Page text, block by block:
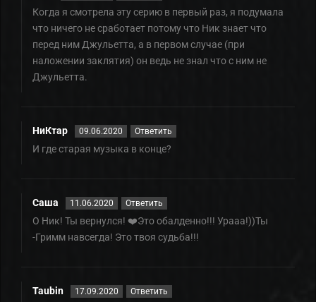
Когда я смотрела эту серию в первый раз, я подумала
что ничего не сработает потому что Ник знает что
перед ним Джульетта, а в первом случае (при
наложении заклятия) он ведь не знал что с ним не
Джульетта.
НиКтар 09.06.2020 Ответить
И где старая музыка в конце?
Саша 11.06.2020 Ответить
О Ник! Ты вернулся! ❤️Это обалденно!!! Урааа!))Ты
-Гримм навсегда! Это твоя судьба!!!
Taubin 17.09.2020 Ответить